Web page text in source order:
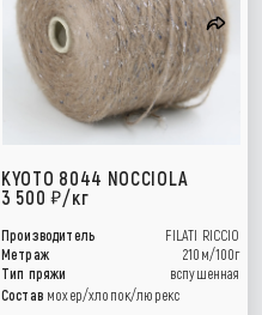
KYOTO 8044 NOCCIOLA
3 500 /кг
Производитель
FILATI RICCIO
Метраж
210м/100г
Тип пряжи
вспушенная
Состав мохер/хлопок/люрекс